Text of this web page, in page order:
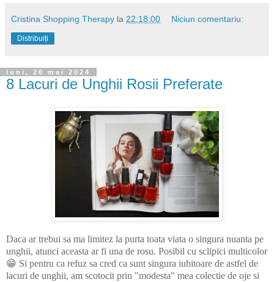
Cristina Shopping Therapy la 22:18:00 Niciun comentariu:
Distribuiți
luni, 20 mai 2024
8 Lacuri de Unghii Rosii Preferate
Daca ar trebui sa ma limitez la purta toata viata o singura nuanta pe
unghii, atunci aceasta ar fi una de rosu. Posibil cu sclipici multicolor
😁 Si pentru ca refuz sa cred ca sunt singura iubitoare de astfel de
lacuri de unghii, am scotocit prin "modesta" mea colectie de oje si